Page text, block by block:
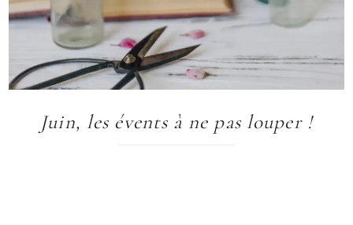
Juin, les évents à ne pas louper !